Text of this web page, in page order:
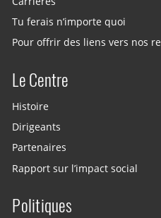
Tu ferais n’importe quoi
Pour offrir des liens vers nos
Le Centre
Histoire
Dirigeants
Partenaires
Rapport sur l’impact social
Politiques